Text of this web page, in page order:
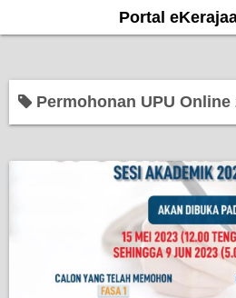
k
Portal
Permohonan UPU Online